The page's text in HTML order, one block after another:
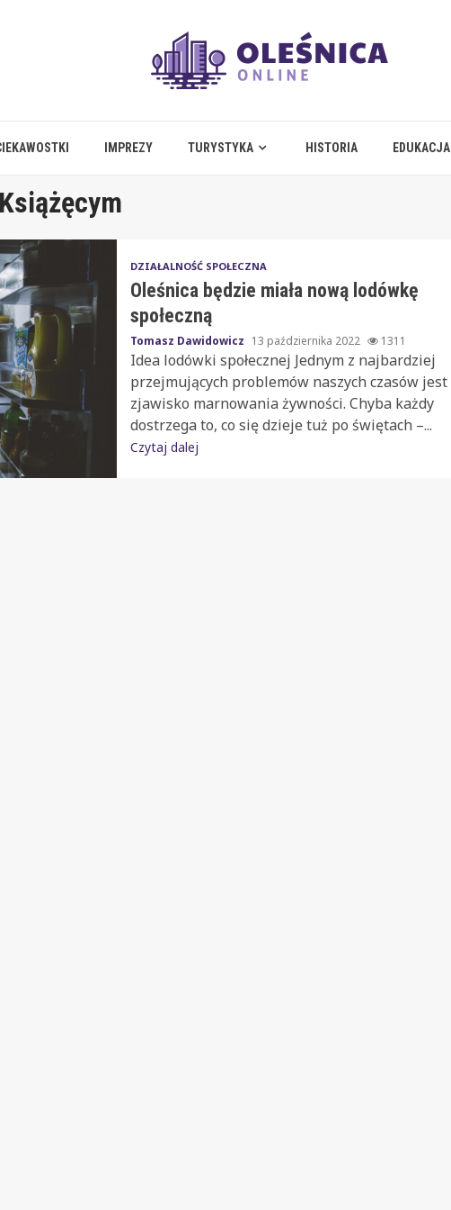
IMPREZY TURYSTYKA HISTORIA EDUKACJA
DZIAŁALNOŚĆ SPOŁECZNA
Oleśnica będzie miała nową lodówkę
społeczną
Tomasz Dawidowicz 13 października 2022 1311
Idea lodówki społecznej Jednym z najbardziej
przejmujących problemów naszych czasów jest
zjawisko marnowania żywności. Chyba każdy
dostrzega to, co się dzieje tuż po świętach –...
Czytaj dalej